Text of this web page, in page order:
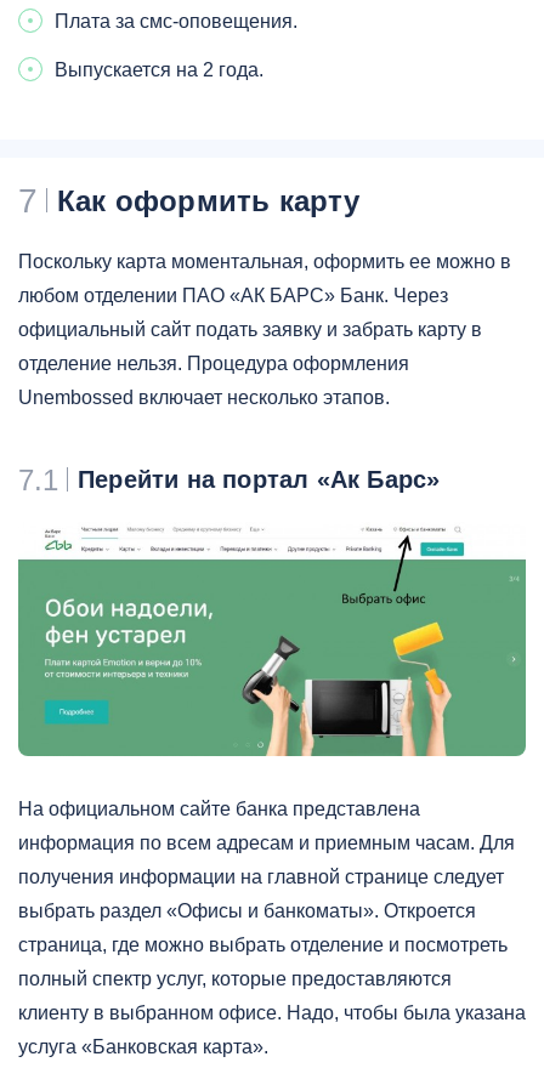
Плата за смс-оповещения.
Выпускается на 2 года.
7 Как оформить карту
Поскольку карта моментальная, оформить ее можно в
любом отделении ПАО «АК БАРС» Банк. Через
официальный сайт подать заявку и забрать карту в
отделение нельзя. Процедура оформления
Unembossed включает несколько этапов.
7.1 Перейти на портал «Ак Барс»
На официальном сайте банка представлена
информация по всем адресам и приемным часам. Для
получения информации на главной странице следует
выбрать раздел «Офисы и банкоматы». Откроется
страница, где можно выбрать отделение и посмотреть
полный спектр услуг, которые предоставляются
клиенту в выбранном офисе. Надо, чтобы была указана
услуга «Банковская карта».